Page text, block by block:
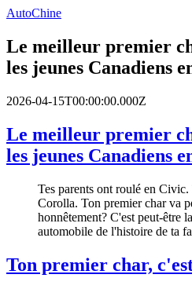
AutoChine
Le meilleur premier
les jeunes Canadiens
2026-04-15T00:00:00.000Z
Le meilleur premier
les jeunes Canadiens
Tes parents ont roulé en Civic.
Corolla. Ton premier char va
honnêtement? C'est peut-être
automobile de l'histoire de ta
Ton premier char,